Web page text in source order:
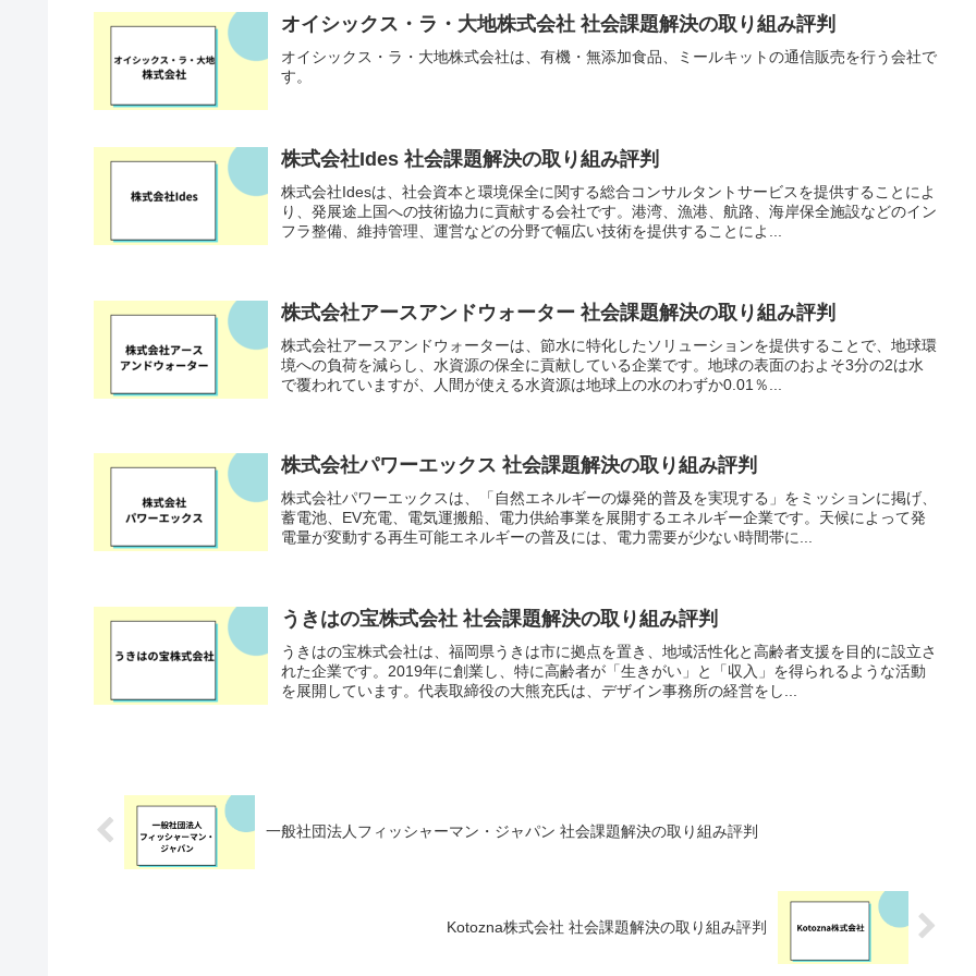
オイシックス・ラ・大地株式会社 社会課題解決の取り組み評判
オイシックス・ラ・大地株式会社は、有機・無添加食品、ミールキットの通信販売を行う会社で
す。
株式会社Ides 社会課題解決の取り組み評判
株式会社Idesは、社会資本と環境保全に関する総合コンサルタントサービスを提供することによ
り、発展途上国への技術協力に貢献する会社です。港湾、漁港、航路、海岸保全施設などのイン
フラ整備、維持管理、運営などの分野で幅広い技術を提供することによ...
株式会社アースアンドウォーター 社会課題解決の取り組み評判
株式会社アースアンドウォーターは、節水に特化したソリューションを提供することで、地球環
境への負荷を減らし、水資源の保全に貢献している企業です。地球の表面のおよそ3分の2は水
で覆われていますが、人間が使える水資源は地球上の水のわずか0.01％...
株式会社パワーエックス 社会課題解決の取り組み評判
株式会社パワーエックスは、「自然エネルギーの爆発的普及を実現する」をミッションに掲げ、
蓄電池、EV充電、電気運搬船、電力供給事業を展開するエネルギー企業です。天候によって発
電量が変動する再生可能エネルギーの普及には、電力需要が少ない時間帯に...
うきはの宝株式会社 社会課題解決の取り組み評判
うきはの宝株式会社は、福岡県うきは市に拠点を置き、地域活性化と高齢者支援を目的に設立さ
れた企業です。2019年に創業し、特に高齢者が「生きがい」と「収入」を得られるような活動
を展開しています。代表取締役の大熊充氏は、デザイン事務所の経営をし...
一般社団法人フィッシャーマン・ジャパン 社会課題解決の取り組み評判
Kotozna株式会社 社会課題解決の取り組み評判